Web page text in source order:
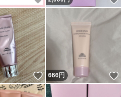
いいね！
666円